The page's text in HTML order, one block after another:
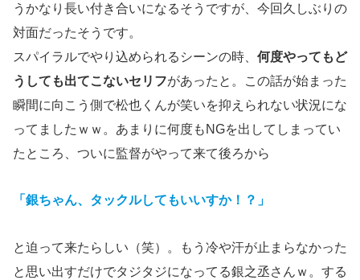
うかなり長い付き合いになるそうですが、今回久しぶりの
対面だったそうです。
スパイラルでやり込められるシーンの時、 何度やってもど
うしても出てこないセリフがあったと。この話が始まった
瞬間に向こう側で松也くんが笑いを抑えられない状況にな
ってましたｗｗ。あまりに何度もNGを出してしまってい
たところ、ついに監督がやって来て後ろから
「銀ちゃん、タックルしてもいいすか！？」
と迫って来たらしい（笑）。もう冷や汗が止まらなかった
と思い出すだけでタジタジになってる銀之丞さんｗ。する